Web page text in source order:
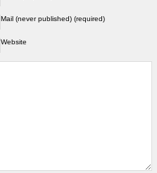
Mail (never published) (required)
Website